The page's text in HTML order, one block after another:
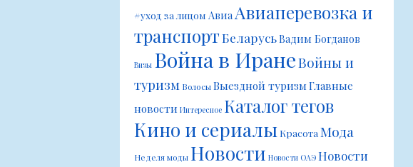
#уход за лицом Авиа Авиаперевозка и
транспортБеларусьВадим Богданов
Визы Война в ИранеВойны и
туризм ВолосыВыездной туризмГлавные
новости Интересное Каталог тегов
Кино и сериалыКрасота Мода
Неделя моды Новости Новости ОАЭ Новости